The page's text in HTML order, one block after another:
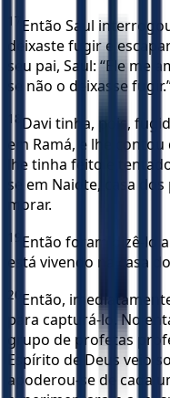
17 Então Saul
deixaste fugir e
seu pai, Saul: “Ele me
se não o deixasse
18 Davi tinha, pois,
em Ramá, e lhe
lhe tinha feito e
se em Naiote, casa
morar.
19 Então foram dizê-lo a
está vivendo na casa
20 Então,
para capturá-lo. No
grupo de profetas
Espírito de Deus veio
apoderou-se de cada